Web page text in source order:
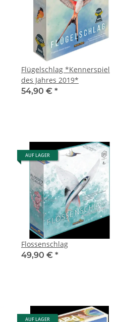
Flügelschlag *Kennerspiel
des Jahres 2019*
54,90 € *
AUF LAGER
Flossenschlag
49,90 € *
AUF LAGER